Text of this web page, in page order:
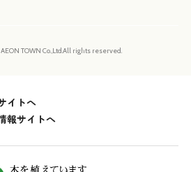
TOWN Co.,Ltd.All rights reserved.
イトへ
報サイトへ